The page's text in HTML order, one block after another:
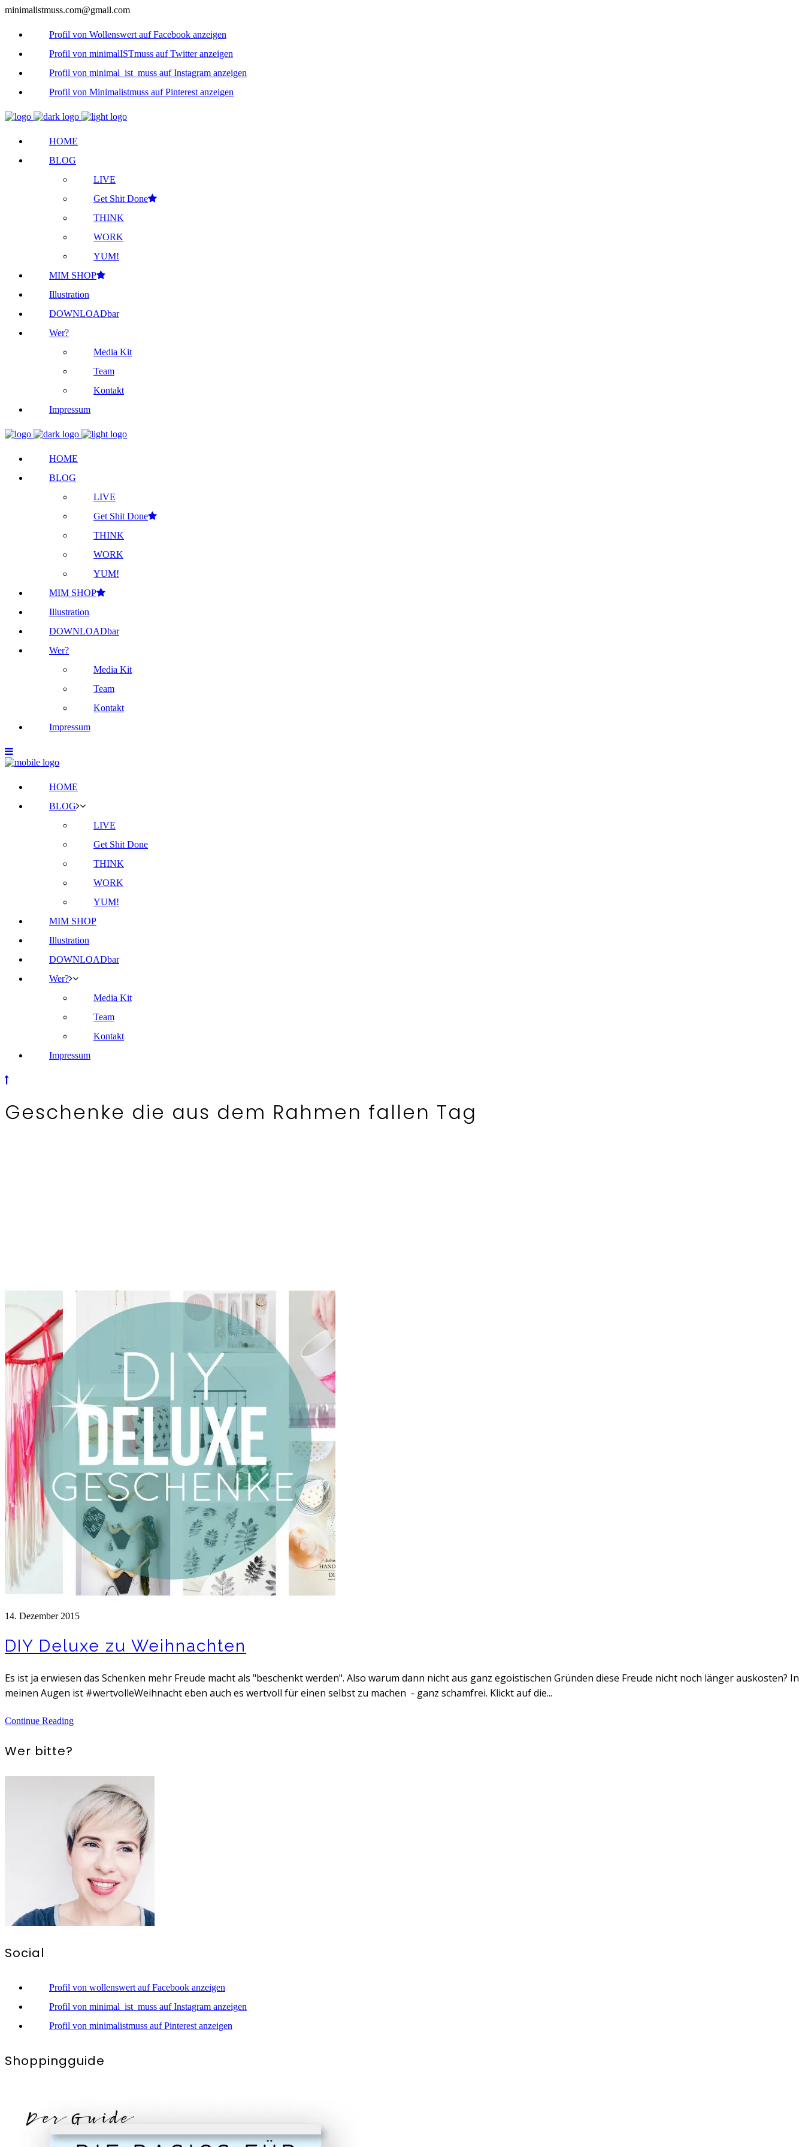
minimalistmuss.com@gmail.com
Profil von Wollenswert auf Facebook anzeigen
Profil von minimalISTmuss auf Twitter anzeigen
Profil von minimal_ist_muss auf Instagram anzeigen
Profil von Minimalistmuss auf Pinterest anzeigen
HOME
BLOG
LIVE
Get Shit Done
THINK
WORK
YUM!
MIM SHOP
Illustration
DOWNLOADbar
Wer?
Media Kit
Team
Kontakt
Impressum
HOME
BLOG
LIVE
Get Shit Done
THINK
WORK
YUM!
MIM SHOP
Illustration
DOWNLOADbar
Wer?
Media Kit
Team
Kontakt
Impressum
HOME
BLOG
LIVE
Get Shit Done
THINK
WORK
YUM!
MIM SHOP
Illustration
DOWNLOADbar
Wer?
Media Kit
Team
Kontakt
Impressum
Geschenke die aus dem Rahmen fallen Tag
14. Dezember 2015
DIY Deluxe zu Weihnachten
Es ist ja erwiesen das Schenken mehr Freude macht als "beschenkt werden". Also warum dann nicht aus ganz egoistischen Gründen diese Freude nicht noch länger auskosten? In
meinen Augen ist #wertvolleWeihnacht eben auch es wertvoll für einen selbst zu machen - ganz schamfrei. Klickt auf die...
Continue Reading
Wer bitte?
Social
Profil von wollenswert auf Facebook anzeigen
Profil von minimal_ist_muss auf Instagram anzeigen
Profil von minimalistmuss auf Pinterest anzeigen
Shoppingguide